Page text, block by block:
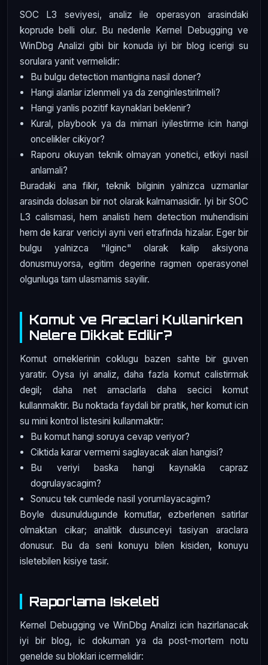
SOC L3 seviyesi, analiz ile operasyon arasindaki
koprude belli olur. Bu nedenle Kernel Debugging ve
WinDbg Analizi gibi bir konuda iyi bir blog icerigi su
sorulara yanit vermelidir:
Bu bulgu detection mantigina nasil doner?
Hangi alanlar izlenmeli ya da zenginlestirilmeli?
Hangi yanlis pozitif kaynaklari beklenir?
Kural, playbook ya da mimari iyilestirme icin hangi
oncelikler cikiyor?
Raporu okuyan teknik olmayan yonetici, etkiyi nasil
anlamali?
Buradaki ana fikir, teknik bilginin yalnizca uzmanlar
arasinda dolasan bir not olarak kalmamasidir. Iyi bir SOC
L3 calismasi, hem analisti hem detection muhendisini
hem de karar vericiyi ayni veri etrafinda hizalar. Eger bir
bulgu yalnizca "ilginc" olarak kalip aksiyona
donusmuyorsa, egitim degerine ragmen operasyonel
olgunluga tam ulasmamis sayilir.
Komut ve Araclari Kullanirken
Nelere Dikkat Edilir?
Komut orneklerinin coklugu bazen sahte bir guven
yaratir. Oysa iyi analiz, daha fazla komut calistirmak
degil; daha net amaclarla daha secici komut
kullanmaktir. Bu noktada faydali bir pratik, her komut icin
su mini kontrol listesini kullanmaktir:
Bu komut hangi soruya cevap veriyor?
Ciktida karar vermemi saglayacak alan hangisi?
Bu veriyi baska hangi kaynakla capraz
dogrulayacagim?
Sonucu tek cumlede nasil yorumlayacagim?
Boyle dusunuldugunde komutlar, ezberlenen satirlar
olmaktan cikar; analitik dusunceyi tasiyan araclara
donusur. Bu da seni konuyu bilen kisiden, konuyu
isletebilen kisiye tasir.
Raporlama Iskeleti
Kernel Debugging ve WinDbg Analizi icin hazirlanacak
iyi bir blog, ic dokuman ya da post-mortem notu
genelde su bloklari icermelidir: